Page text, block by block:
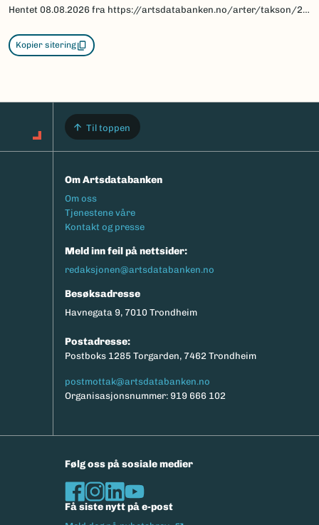
Hentet 08.08.2026 fra https://artsdatabanken.no/arter/takson/28836/beskrivelse
Kopier sitering
Til toppen
Om Artsdatabanken
Footermeny
Om oss
Tjenestene våre
Kontakt og presse
Meld inn feil på nettsider:
redaksjonen@artsdatabanken.no
Besøksadresse
Havnegata 9, 7010 Trondheim
Postadresse:
Postboks 1285 Torgarden, 7462 Trondheim
postmottak@artsdatabanken.no
Organisasjonsnummer: 919 666 102
Følg oss på sosiale medier
Få siste nytt på e-post